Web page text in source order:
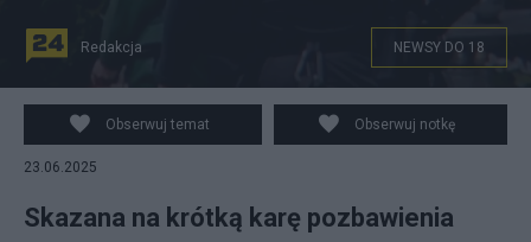
Redakcja NEWSY DO 18
Obserwuj temat Obserwuj notkę
23.06.2025
Skazana na krótką karę pozbawienia